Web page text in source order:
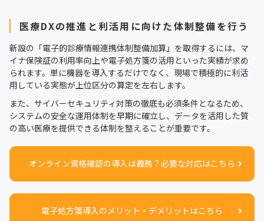
医療DXの推進と利活用に向けた体制整備を行う
新設の「電子的診療情報連携体制整備加算」を取得するには、マ
イナ保険証の利用率向上や電子処方箋の活用といった実績が求め
られます。単に機器を導入するだけでなく、現場で積極的に利活
用している実態が上位区分の算定を左右します。
また、サイバーセキュリティ対策の徹底も必須条件となるため、
システムの安全な運用体制を早期に確立し、データを活用した質
の高い医療を提供できる体制を整えることが重要です。
オンライン資格確認の導入は義務？必要な対応はこちら
電子処方箋導入のメリット・デメリットはこちら